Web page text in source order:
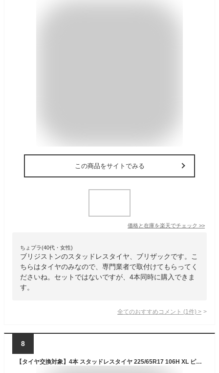
この商品をサイトでみる
価格と在庫を楽天でチェック >>
ちょプラ(40代・女性)
ブリジストンのスタッドレスタイヤ、ブリザックです。こ
ちらはタイヤのみなので、専門業者で取付けてもらってく
ださいね。セットではないですが、4本同時に購入できま
す。
全てのおすすめコメント (1 件) >
8
【タイヤ交換対象】4本 スタッドレスタイヤ 225/65R17 106H XL ピレリ アイスゼロアシンメトリコ PIRELLI ICE ZERO ASIMMETRICO